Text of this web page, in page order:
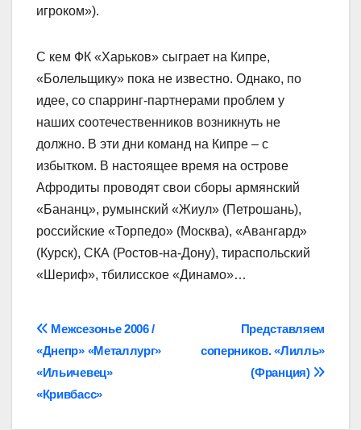
игроком»).
С кем ФК «Харьков» сыграет на Кипре,
«Болельщику» пока не известно. Однако, по
идее, со спарринг-партнерами проблем у
наших соотечественников возникнуть не
должно. В эти дни команд на Кипре – с
избытком. В настоящее время на острове
Афродиты проводят свои сборы армянский
«Бананц», румынский «Жиул» (Петрошань),
российские «Торпедо» (Москва), «Авангард»
(Курск), СКА (Ростов-на-Дону), тираспольский
«Шериф», тбилисское «Динамо»…
Навігація
записів
Представляем
соперников. «Лилль»
(Франция)
Межсезонье 2006 /
«Днепр» «Металлург»
«Ильичевец»
«Кривбасс»